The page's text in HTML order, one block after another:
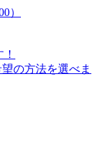
）
の方法を選べま